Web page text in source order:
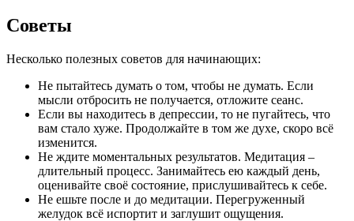
Советы
Несколько полезных советов для начинающих:
Не пытайтесь думать о том, чтобы не думать. Если
мысли отбросить не получается, отложите сеанс.
Если вы находитесь в депрессии, то не пугайтесь, что
вам стало хуже. Продолжайте в том же духе, скоро всё
изменится.
Не ждите моментальных результатов. Медитация –
длительный процесс. Занимайтесь ею каждый день,
оценивайте своё состояние, прислушивайтесь к себе.
Не ешьте после и до медитации. Перегруженный
желудок всё испортит и заглушит ощущения.